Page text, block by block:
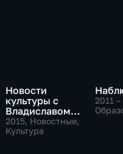
Новости
культуры с
Владиславом
Флярковским
2015, Новостные,
Культура
2011